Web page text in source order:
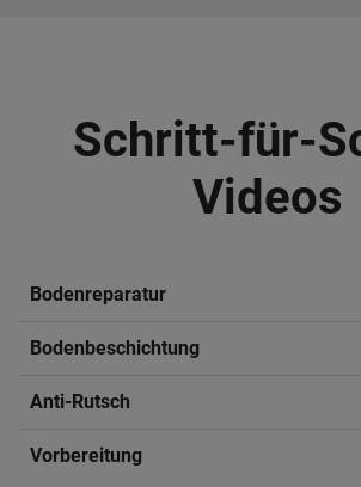
Schritt-für-
Videos
Bodenreparatur
Bodenbeschichtung
Anti-Rutsch
Vorbereitung